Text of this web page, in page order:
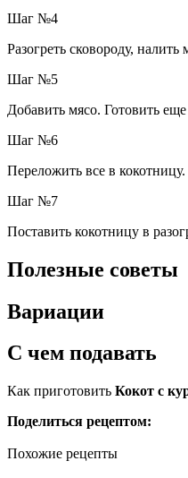
Шаг №4
Разогреть сковороду,
Шаг №5
Добавить мясо. Готовить
Шаг №6
Переложить все в
Шаг №7
Поставить кокотницу в
Полезные советы
Вариации
С чем подавать
Как приготовить Кокот с
Поделиться рецептом:
Похожие рецепты